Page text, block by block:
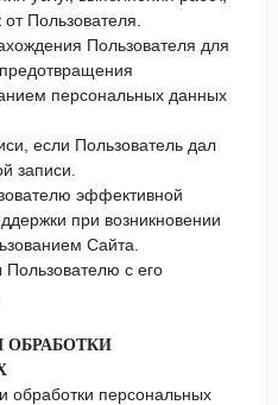
Пользователя.
Пользователя для
персональных данных
если Пользователь дал
записи.
эффективной
при возникновении
Сайта.
с его
ОБРАБОТКИ
персональных